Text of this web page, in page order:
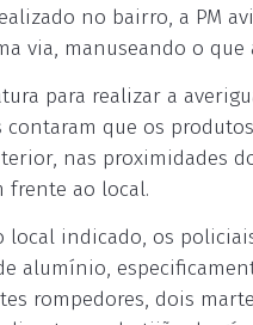
no bairro, a PM
via, manuseando o
para realizar a
contaram que os
nas proximidades
frente ao local.
local indicado, os
alumínio,
rompedores, dois